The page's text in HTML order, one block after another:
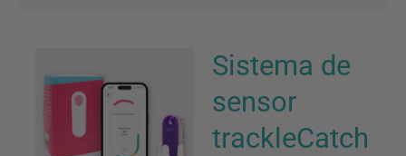
Sistema de
sensor
trackleCatch